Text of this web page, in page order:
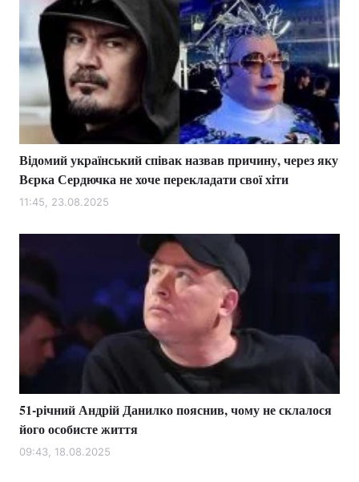
Відомий український співак назвав причину, через яку
Вєрка Сердючка не хоче перекладати свої хіти
11:45, 23.08.2025
51-річний Андрій Данилко пояснив, чому не склалося
його особисте життя
09:43, 18.08.2025